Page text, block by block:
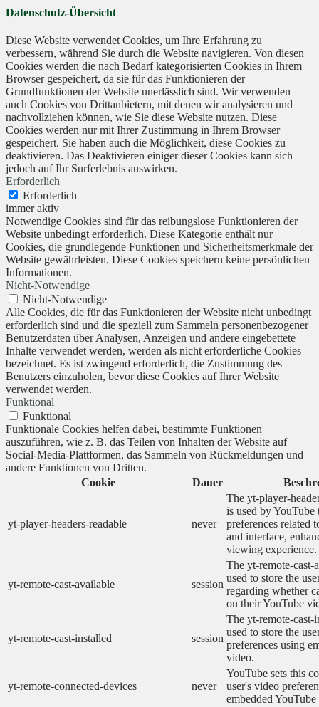
Datenschutz-Übersicht
Diese Website verwendet Cookies, um Ihre Erfahrung zu
verbessern, während Sie durch die Website navigieren. Von diesen
Cookies werden die nach Bedarf kategorisierten Cookies in Ihrem
Browser gespeichert, da sie für das Funktionieren der
Grundfunktionen der Website unerlässlich sind. Wir verwenden
auch Cookies von Drittanbietern, mit denen wir analysieren und
nachvollziehen können, wie Sie diese Website nutzen. Diese
Cookies werden nur mit Ihrer Zustimmung in Ihrem Browser
gespeichert. Sie haben auch die Möglichkeit, diese Cookies zu
deaktivieren. Das Deaktivieren einiger dieser Cookies kann sich
jedoch auf Ihr Surferlebnis auswirken.
Erforderlich
Erforderlich
immer aktiv
Notwendige Cookies sind für das reibungslose Funktionieren der
Website unbedingt erforderlich. Diese Kategorie enthält nur
Cookies, die grundlegende Funktionen und Sicherheitsmerkmale der
Website gewährleisten. Diese Cookies speichern keine persönlichen
Informationen.
Nicht-Notwendige
Nicht-Notwendige
Alle Cookies, die für das Funktionieren der Website nicht unbedingt
erforderlich sind und die speziell zum Sammeln personenbezogener
Benutzerdaten über Analysen, Anzeigen und andere eingebettete
Inhalte verwendet werden, werden als nicht erforderliche Cookies
bezeichnet. Es ist zwingend erforderlich, die Zustimmung des
Benutzers einzuholen, bevor diese Cookies auf Ihrer Website
verwendet werden.
Funktional
Funktional
Funktionale Cookies helfen dabei, bestimmte Funktionen
auszuführen, wie z. B. das Teilen von Inhalten der Website auf
Social-Media-Plattformen, das Sammeln von Rückmeldungen und
andere Funktionen von Dritten.
Cookie
Dauer
yt-player-headers-readable never
The yt-player-
is used by YouTube
preferences related
and interface,
viewing experience.
yt-remote-cast-available session
The yt-remote-cast-
used to store the
regarding whether
on their YouTube
yt-remote-cast-installed session
The yt-remote-cast-
used to store the
preferences using
video.
yt-remote-connected-devices never
YouTube sets this
user's video
embedded